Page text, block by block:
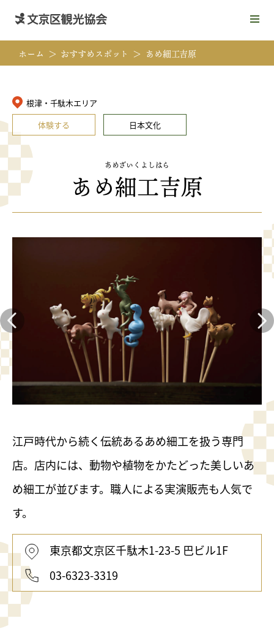
メ
ュ
を
ホーム おすすめスポット あめ細工吉原
根津・千駄木エリア
体験する
日本文化
あめざいくよしはら
あめ細工吉原
江戸時代から続く伝統あるあめ細工を扱う専門
店。店内には、動物や植物をかたどった美しいあ
め細工が並びます。職人による実演販売も人気で
す。
東京都文京区千駄木1-23-5 巴ビル1F
03-6323-3319